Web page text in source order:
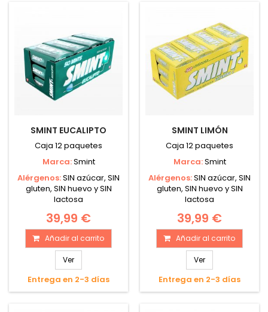
SMINT EUCALIPTO
Caja 12 paquetes
Marca:Smint
Alérgenos:SIN azúcar, SIN
gluten, SIN huevo y SIN
lactosa
39,99 €
Añadir al carrito
Ver
Entrega en 2-3 días
SMINT LIMÓN
Caja 12 paquetes
Marca:Smint
Alérgenos:SIN azúcar, SIN
gluten, SIN huevo y SIN
lactosa
39,99 €
Añadir al carrito
Ver
Entrega en 2-3 días